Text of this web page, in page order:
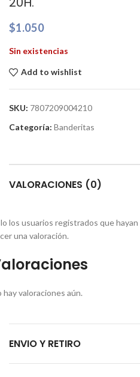
$1.050
Sin existencias
Add to wishlist
SKU: 7807209004210
Categoría: Banderitas
VALORACIONES (0)
hay valoraciones aún.
los usuarios registrados que
una valoración.
ENVIO Y RETIRO